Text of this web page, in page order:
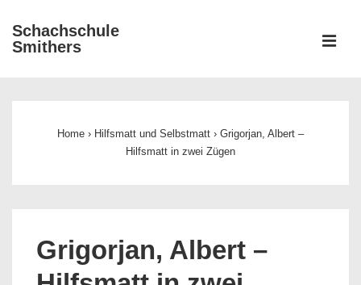
Zum
Inhalt
Schachschule
Smithers
Home › Hilfsmatt und Selbstmatt › Grigorjan, Albert –
Hilfsmatt in zwei Zügen
Grigorjan, Albert –